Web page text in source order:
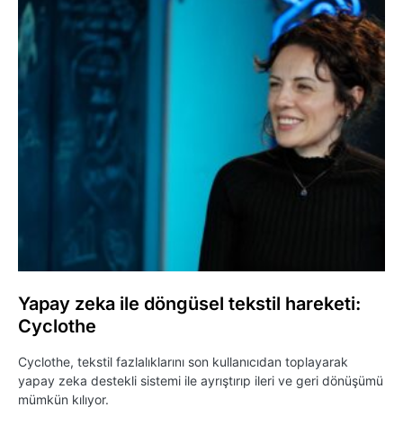
Yapay zeka ile döngüsel tekstil hareketi:
Cyclothe
Cyclothe, tekstil fazlalıklarını son kullanıcıdan toplayarak
yapay zeka destekli sistemi ile ayrıştırıp ileri ve geri dönüşümü
mümkün kılıyor.